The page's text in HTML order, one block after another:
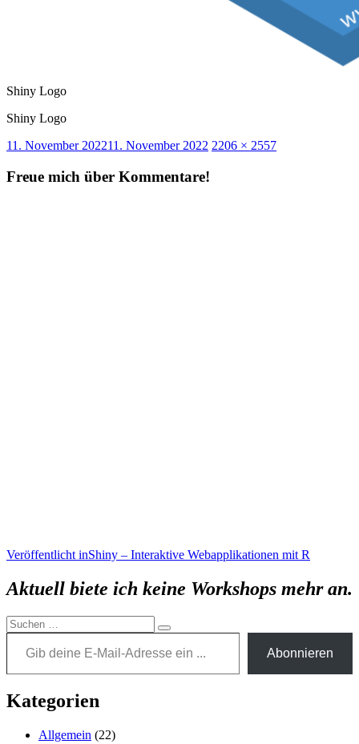
Shiny Logo
Shiny Logo
Veröffentlicht
11. November 202211. November 2022 Originalgröße
2206 × 2557
Freue mich über Kommentare!
Beitragsnavigation
Veröffentlicht inShiny – Interaktive Webapplikationen mit R
Aktuell biete ich keine Workshops mehr an.
Suchen
nach:
Suchen
Gib deine E-Mail-Adresse ein ...
Abonnieren
Kategorien
Allgemein (22)